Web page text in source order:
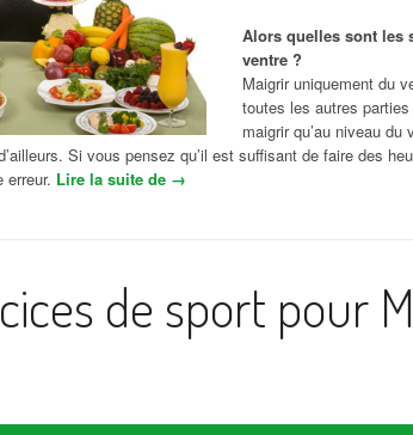
Alors quelles sont les
ventre ?
Maigrir uniquement du
toutes les autres
maigrir qu’au niveau du
Si vous pensez qu’il est suffisant de faire des
erreur. Lire la suite de « Comment maigrir du ventre :
→
de sport pour